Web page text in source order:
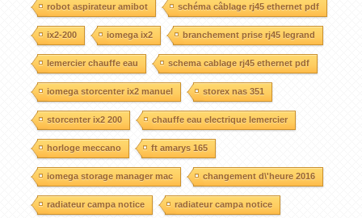
robot aspirateur amibot schéma câblage rj45 ethernet pdf
ix2-200 iomega ix2 branchement prise rj45 legrand
lemercier chauffe eau schema cablage rj45 ethernet pdf
iomega storcenter ix2 manuel storex nas 351
storcenter ix2 200 chauffe eau electrique lemercier
horloge meccano ft amarys 165
iomega storage manager mac changement d\'heure 2016
radiateur campa notice radiateur campa notice